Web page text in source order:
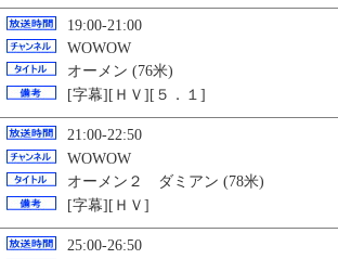
19:00-21:00
WOWOW
オーメン (76米)
[字幕][ＨＶ][５．１]
21:00-22:50
WOWOW
オーメン２ ダミアン (78米)
[字幕][ＨＶ]
25:00-26:50